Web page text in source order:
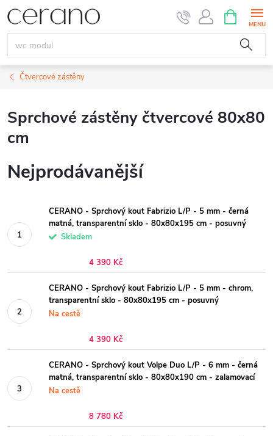
Přejít
na
obsah
NÁKUPNÍ
KOŠÍK
Čtvercové zástěny
Sprchové zástěny čtvercové 80x80
cm
Nejprodávanější
CERANO - Sprchový kout Fabrizio L/P - 5 mm - černá
matná, transparentní sklo - 80x80x195 cm - posuvný
Skladem
4 390 Kč
CERANO - Sprchový kout Fabrizio L/P - 5 mm - chrom,
transparentní sklo - 80x80x195 cm - posuvný
Na cestě
4 390 Kč
CERANO - Sprchový kout Volpe Duo L/P - 6 mm - černá
matná, transparentní sklo - 80x80x190 cm - zalamovací
Na cestě
8 780 Kč